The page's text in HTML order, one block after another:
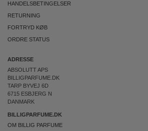
HANDELSBETINGELSER
RETURNING
FORTRYD KØB
ORDRE STATUS
ADRESSE
ABSOLUTT APS
BILLIGPARFUME.DK
TARP BYVEJ 6D
6715 ESBJERG N
DANMARK
BILLIGPARFUME.DK
OM BILLIG PARFUME